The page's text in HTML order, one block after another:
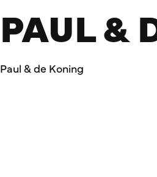
PAUL &
Paul & de Koning